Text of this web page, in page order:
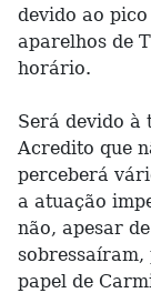
devido ao
aparelhos de
horário.
Será devido à
Acredito que
perceberá
a atuação
não, apesar
papel de